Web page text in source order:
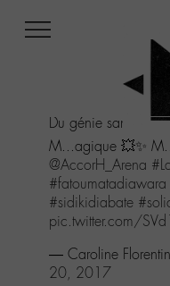
menu
Aller
contenu
Aller
recherche
Du génie sans
M...agique 💥✨
@AccorH_Arena
#fatoumatadiawara
#sidikidiabate
pic.twitter.com/
— Caroline Florentin
20, 2017